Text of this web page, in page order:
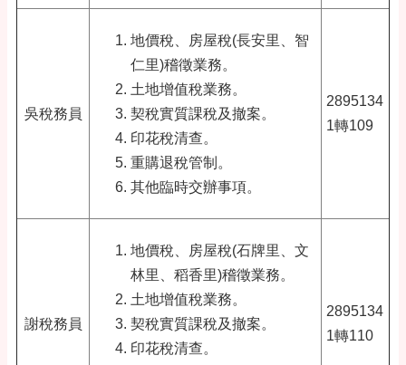
吳稅務員
地價稅、房屋稅(長安里、智
仁里)稽徵業務。
土地增值稅業務。
契稅實質課稅及撤案。
印花稅清查。
重購退稅管制。
其他臨時交辦事項。
2895134
1轉109
謝稅務員
地價稅、房屋稅(石牌里、文
林里、稻香里)稽徵業務。
土地增值稅業務。
契稅實質課稅及撤案。
印花稅清查。
2895134
1轉110